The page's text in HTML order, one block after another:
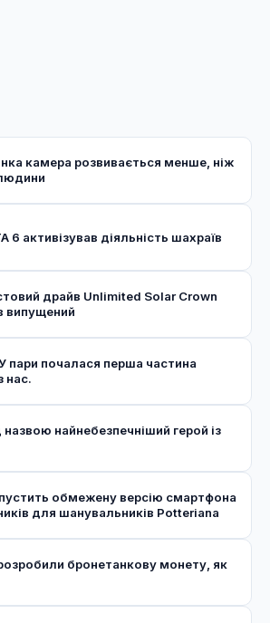
камера розвивається менше, ніж
6 активізував діяльність шахраїв
драйв Unlimited Solar Crown
випущений
пари почалася перша частина
нас.
назвою найнебезпечніший герой із
обмежену версію смартфона
для шанувальників Potteriana
бронетанкову монету, як